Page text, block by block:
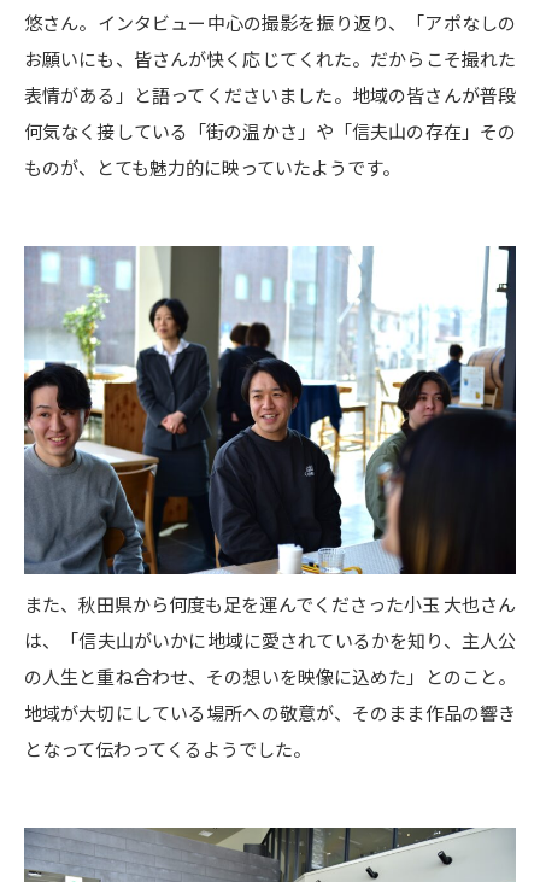
悠さん。インタビュー中心の撮影を振り返り、「アポなしの
お願いにも、皆さんが快く応じてくれた。だからこそ撮れた
表情がある」と語ってくださいました。地域の皆さんが普段
何気なく接している「街の温かさ」や「信夫山の存在」その
ものが、とても魅力的に映っていたようです。
また、秋田県から何度も足を運んでくださった小玉 大也さん
は、「信夫山がいかに地域に愛されているかを知り、主人公
の人生と重ね合わせ、その想いを映像に込めた」とのこと。
地域が大切にしている場所への敬意が、そのまま作品の響き
となって伝わってくるようでした。